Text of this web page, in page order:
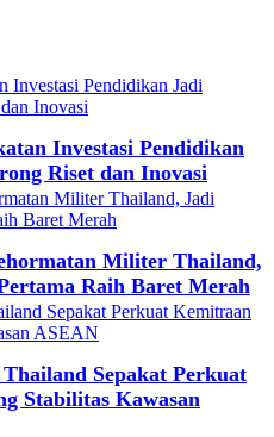
Investasi Pendidikan
Riset dan Inovasi
Militer Thailand,
Raih Baret Merah
Sepakat Perkuat
Stabilitas Kawasan